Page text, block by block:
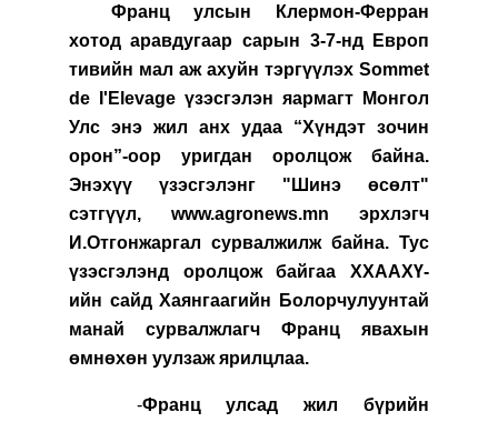
Франц улсын Клермон-Ферран
хотод аравдугаар сарын 3-7-нд Европ
тивийн мал аж ахуйн тэргүүлэх Sommet
de I'Elevage үзэсгэлэн яармагт Монгол
Улс энэ жил анх удаа “Хүндэт зочин
орон”-оор уригдан оролцож байна.
Энэхүү үзэсгэлэнг "Шинэ өсөлт"
сэтгүүл, www.agronews.mn эрхлэгч
И.Отгонжаргал сурвалжилж байна. Тус
үзэсгэлэнд оролцож байгаа ХХААХҮ-
ийн сайд Хаянгаагийн Болорчулуунтай
манай сурвалжлагч Франц явахын
өмнөхөн уулзаж ярилцлаа.
-Франц улсад жил бүрийн